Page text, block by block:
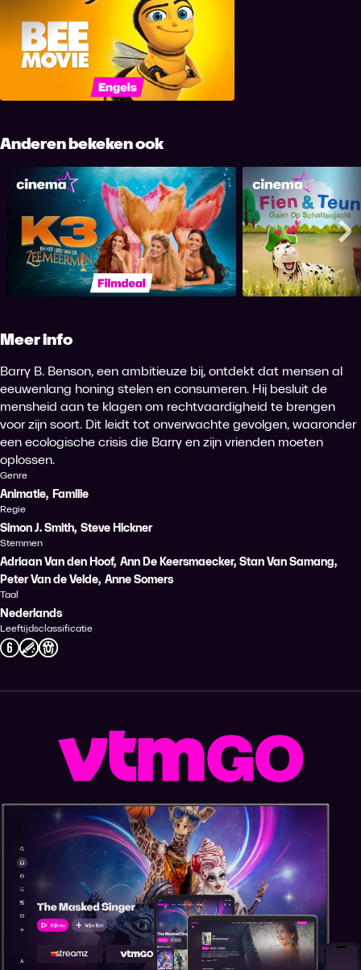
Bee Movie
Anderen bekeken ook
K3 en het Lied van de Zeemeermin
Fien en
Meer info
Barry B. Benson, een ambitieuze bij, ontdekt dat mensen al
eeuwenlang honing stelen en consumeren. Hij besluit de
mensheid aan te klagen om rechtvaardigheid te brengen
voor zijn soort. Dit leidt tot onverwachte gevolgen, waaronder
een ecologische crisis die Barry en zijn vrienden moeten
oplossen.
Genre
Animatie, Familie
Regie
Simon J. Smith, Steve Hickner
Stemmen
Adriaan Van den Hoof, Ann De Keersmaecker, Stan Van Samang,
Peter Van de Velde, Anne Somers
Taal
Nederlands
Leeftijdsclassificatie